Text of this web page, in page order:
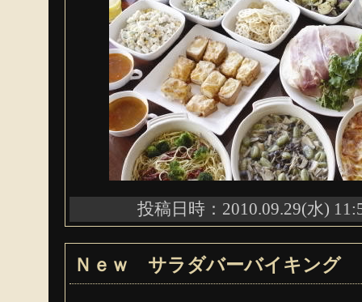
投稿日時：2010.09.29(水)
Ｎｅｗ サラダバーバイキング